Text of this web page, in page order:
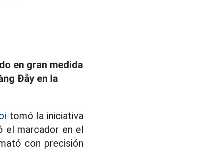
en gran medida
Đẫy en la
tomó la iniciativa
el marcador en el
con precisión